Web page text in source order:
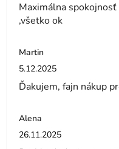
Maximálna
,všetko ok
Martin
Hodnotenie obchodu je 5 z
5.12.2025
Ďakujem, fajn nákup
Alena
Hodnotenie obchodu je 5 z
26.11.2025